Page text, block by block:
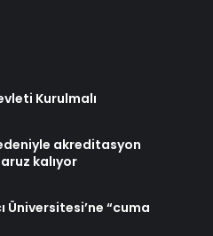
Kurulmalı
akreditasyon
kalıyor
Üniversitesi’ne “cuma